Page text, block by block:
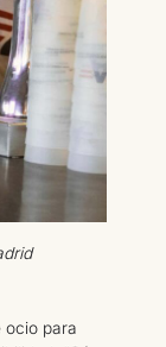
ocio para